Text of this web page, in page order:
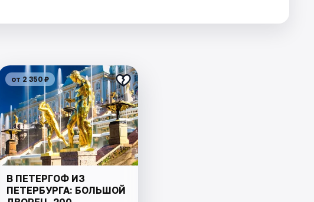
от 2 350 ₽
В ПЕТЕРГОФ ИЗ
ПЕТЕРБУРГА: БОЛЬШОЙ